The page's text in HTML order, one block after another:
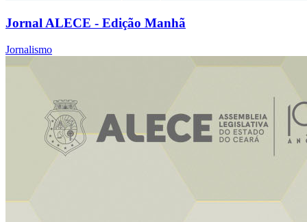
Jornal ALECE - Edição Manhã
Jornalismo